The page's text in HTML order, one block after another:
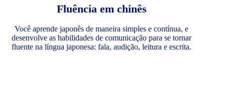
Fluência em chinês
Você aprende japonês de maneira simples e contínua, e
desenvolve as habilidades de comunicação para se tornar
fluente na língua japonesa: fala, audição, leitura e escrita.